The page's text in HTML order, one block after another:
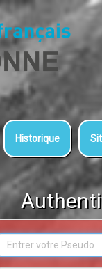
Historique